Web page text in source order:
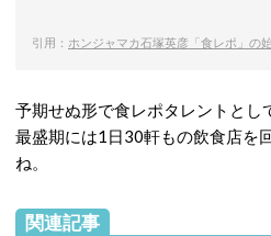
引用： ホンジャマカ石塚英彦「食レポ」の
予期せぬ形で食レポタレントとし
最盛期には1日30軒もの飲食店を
ね。
関連記事